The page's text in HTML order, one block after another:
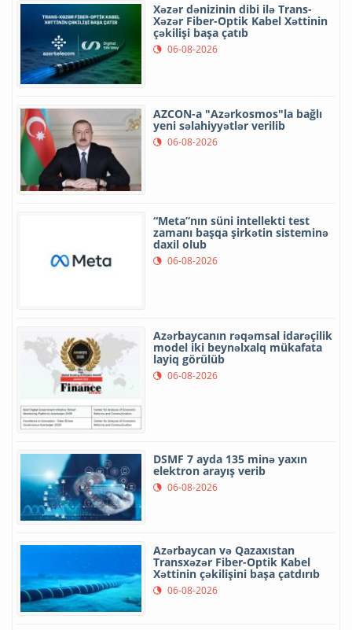
Xəzər dənizinin dibi ilə Trans-
Xəzər Fiber-Optik Kabel Xəttinin
çəkilişi başa çatıb
06-08-2026
AZCON-a "Azərkosmos"la bağlı
yeni səlahiyyətlər verilib
06-08-2026
“Meta”nın süni intellekti test
zamanı başqa şirkətin sisteminə
daxil olub
06-08-2026
Azərbaycanın rəqəmsal idarəçilik
model iki beynəlxalq mükafata
layiq görülüb
06-08-2026
DSMF 7 ayda 135 minə yaxın
elektron arayış verib
06-08-2026
Azərbaycan və Qazaxıstan
Transxəzər Fiber-Optik Kabel
Xəttinin çəkilişini başa çatdırıb
06-08-2026